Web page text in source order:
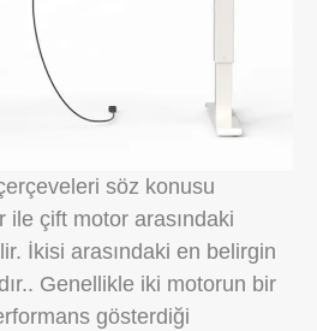
söz konusu
çift motor arasındaki
İkisi arasındaki en belirgin
Genellikle iki motorun bir
gösterdiği